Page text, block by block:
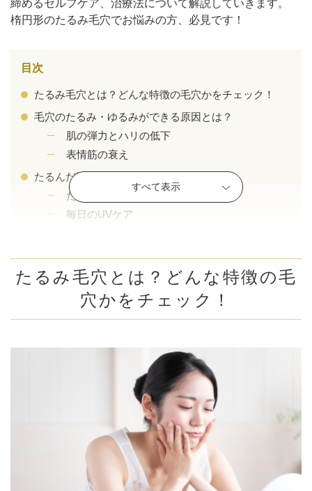
LINE予約 WEB予約
公式SNS
安形省吾 医師
締めるセルフケア、治療法について解説していきます。
楕円形のたるみ毛穴でお悩みの方、必見です！
目次
たるみ毛穴とは？どんな特徴の毛穴かをチェック！
毛穴のたるみ・ゆるみができる原因とは？
肌の弾力とハリの低下
表情筋の衰え
たるんだ毛穴を引き締めるセルフケア
たるみ毛穴に適した化粧品
毎日のUVケア
質のよい睡眠と睡眠時間
食事・サプリで肌をサポート
角質ケアをやりすぎない
たるみ毛穴を治す美容医療
マッサージピール（コラーゲンピール）
すべて表示
たるみ毛穴とは？どんな特徴の毛
穴かをチェック！